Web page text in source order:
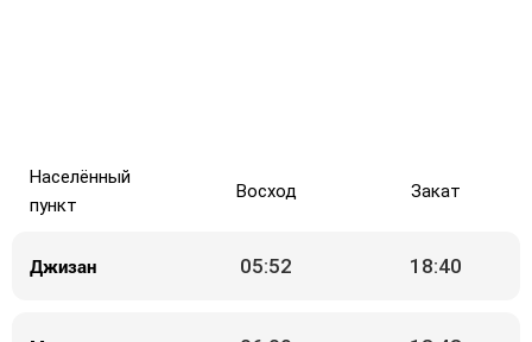
Населённый
пункт
Восход Закат
Джизан 05:52 18:40